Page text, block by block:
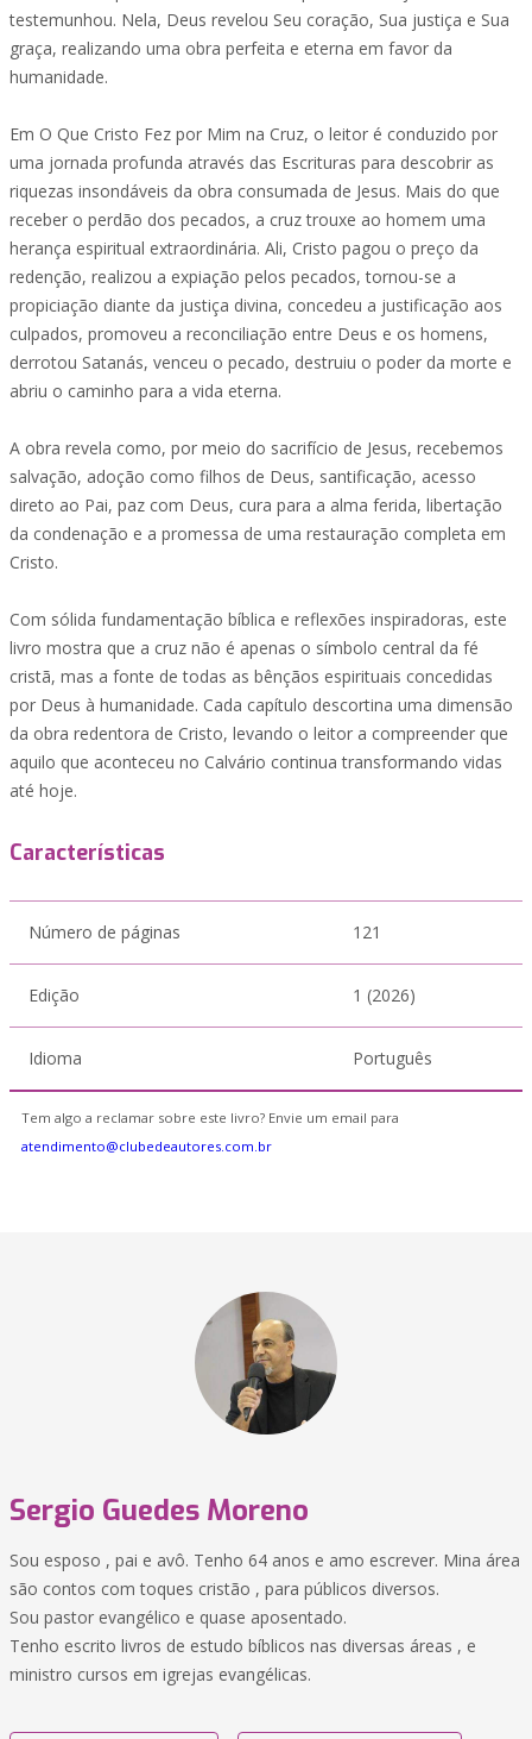
testemunhou. Nela, Deus revelou Seu coração, Sua justiça e Sua
graça, realizando uma obra perfeita e eterna em favor da
humanidade.
Em O Que Cristo Fez por Mim na Cruz, o leitor é conduzido por
uma jornada profunda através das Escrituras para descobrir as
riquezas insondáveis da obra consumada de Jesus. Mais do que
receber o perdão dos pecados, a cruz trouxe ao homem uma
herança espiritual extraordinária. Ali, Cristo pagou o preço da
redenção, realizou a expiação pelos pecados, tornou-se a
propiciação diante da justiça divina, concedeu a justificação aos
culpados, promoveu a reconciliação entre Deus e os homens,
derrotou Satanás, venceu o pecado, destruiu o poder da morte e
abriu o caminho para a vida eterna.
A obra revela como, por meio do sacrifício de Jesus, recebemos
salvação, adoção como filhos de Deus, santificação, acesso
direto ao Pai, paz com Deus, cura para a alma ferida, libertação
da condenação e a promessa de uma restauração completa em
Cristo.
Com sólida fundamentação bíblica e reflexões inspiradoras, este
livro mostra que a cruz não é apenas o símbolo central da fé
cristã, mas a fonte de todas as bênçãos espirituais concedidas
por Deus à humanidade. Cada capítulo descortina uma dimensão
da obra redentora de Cristo, levando o leitor a compreender que
aquilo que aconteceu no Calvário continua transformando vidas
até hoje.
Características
Número de páginas 121
Edição 1 (2026)
Idioma Português
Tem algo a reclamar sobre este livro? Envie um email para
atendimento@clubedeautores.com.br
Sergio Guedes Moreno
Sou esposo , pai e avô. Tenho 64 anos e amo escrever. Mina área
são contos com toques cristão , para públicos diversos.
Sou pastor evangélico e quase aposentado.
Tenho escrito livros de estudo bíblicos nas diversas áreas , e
ministro cursos em igrejas evangélicas.